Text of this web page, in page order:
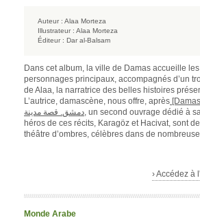
Auteur : Alaa Morteza
Illustrateur : Alaa Morteza
Éditeur : Dar al-Balsam
Dans cet album, la ville de Damas accueille
personnages principaux, accompagnés d’un
de Alaa, la narratrice des belles histoires
L’autrice, damascène, nous offre, après
دمشق. قصة مدينة, un second ouvrage dédié à
héros de ces récits, Karagöz et Hacivat, sont
théâtre d’ombres, célèbres dans de
› Accédez à
Monde Arabe